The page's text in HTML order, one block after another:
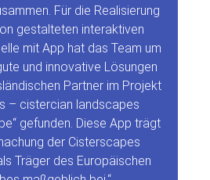
Für die Realisierung
gestalteten interaktiven
mit App hat das Team um
und innovative Lösungen
Partner im Projekt
– cistercian landscapes
gefunden. Diese App trägt
der Cisterscapes
Träger des Europäischen